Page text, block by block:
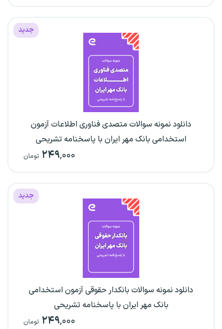
جدید
دانلود نمونه سوالات متصدی فناوری اطلاعات آزمون
استخدامی بانک مهر ایران با پاسخنامه تشریحی
۲۴۹,۰۰۰ تومان
جدید
دانلود نمونه سوالات بانکدار حقوقی آزمون استخدامی
بانک مهر ایران با پاسخنامه تشریحی
۲۴۹,۰۰۰ تومان